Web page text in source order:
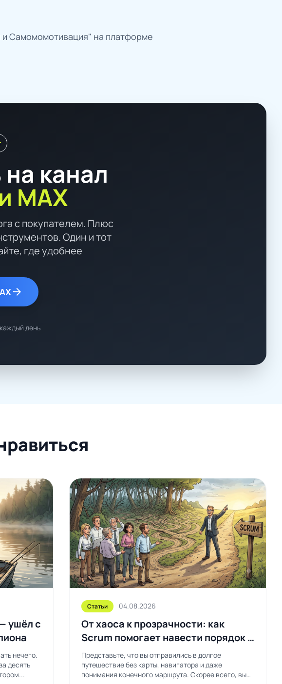
Самомомотивация" на платформе
канал
MAX
с покупателем. Плюс
Один и тот
где удобнее
arrow_forward
день
ушёл с
нечего.
десять
Статьи 04.08.2026
От хаоса к прозрачности: как
Scrum помогает навести порядок в
рабочих процессах
Представьте, что вы отправились в долгое
путешествие без карты, навигатора и даже
понимания конечного маршрута. Скорее всего, вы